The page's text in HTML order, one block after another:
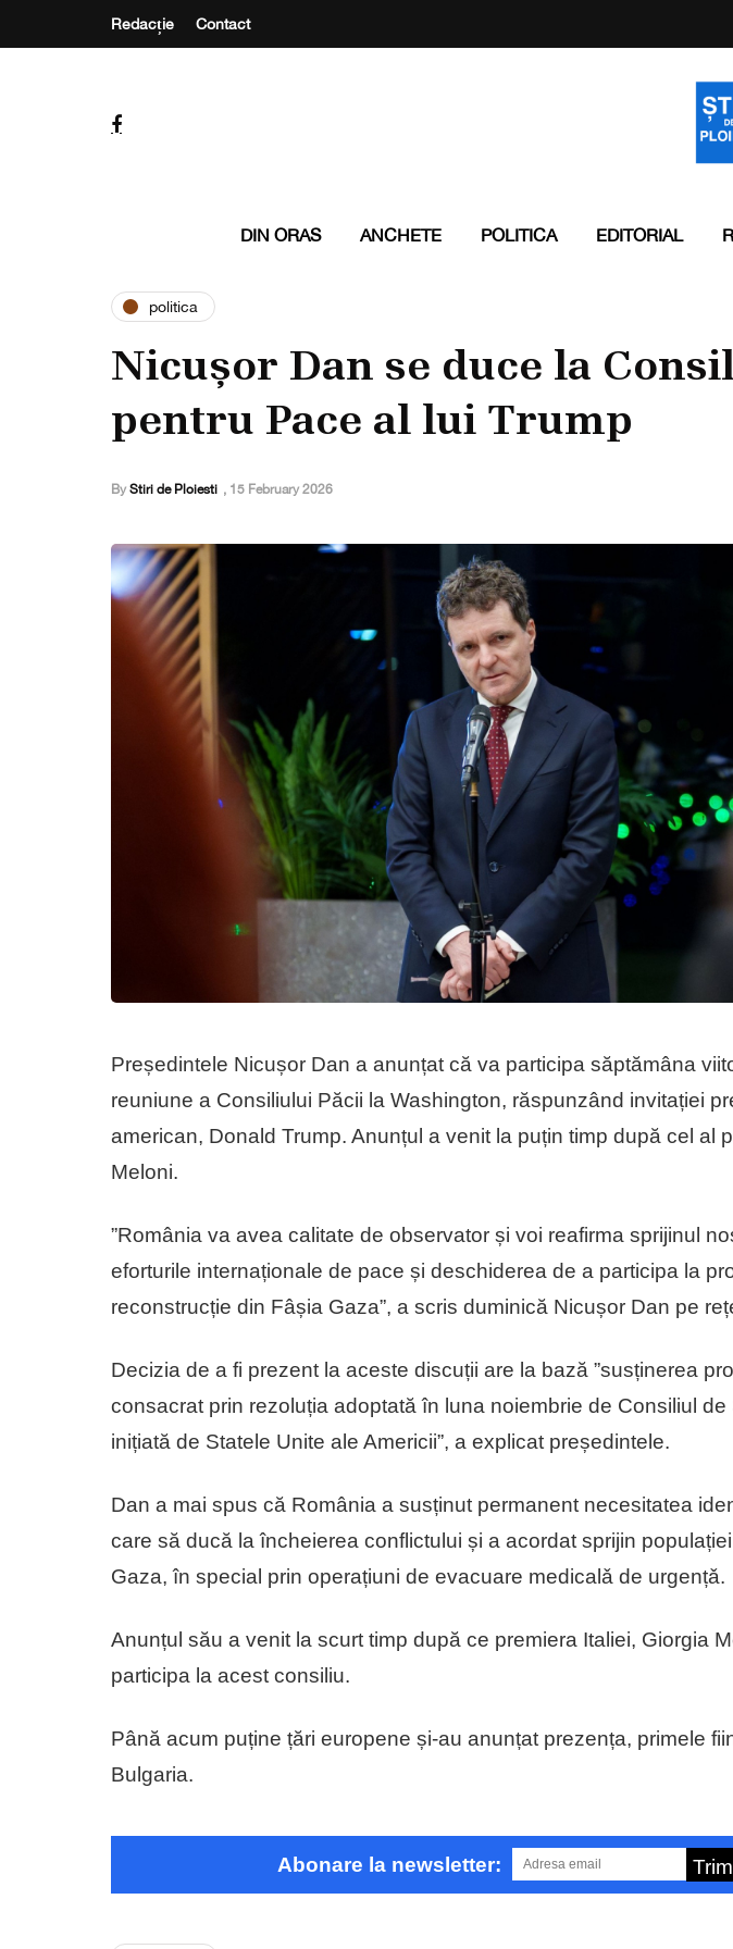
Redacție Contact
DIN ORAS ANCHETE POLITICA EDITORIAL
politica
Nicușor Dan se duce la
pentru Pace al lui Trump
By Stiri de Ploiesti , 15 February 2026
Președintele Nicușor Dan a anunțat că va participa săptămâna
reuniune a Consiliului Păcii la Washington, răspunzând invitației
american, Donald Trump. Anunțul a venit la puțin timp după cel al
Meloni.
”România va avea calitate de observator și voi reafirma sprijinul
eforturile internaționale de pace și deschiderea de a participa la
reconstrucție din Fâșia Gaza”, a scris duminică Nicușor Dan pe
Decizia de a fi prezent la aceste discuții are la bază ”susținerea
consacrat prin rezoluția adoptată în luna noiembrie de Consiliul de
inițiată de Statele Unite ale Americii”, a explicat președintele.
Dan a mai spus că România a susținut permanent necesitatea
care să ducă la încheierea conflictului și a acordat sprijin
Gaza, în special prin operațiuni de evacuare medicalǎ de urgențǎ.
Anunțul său a venit la scurt timp după ce premiera Italiei, Giorgia
participa la acest consiliu.
Până acum puține țări europene și-au anunțat prezența, primele
Bulgaria.
Abonare la newsletter: